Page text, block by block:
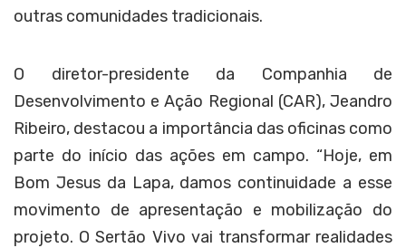
outras comunidades tradicionais.
O diretor-presidente da Companhia de
Desenvolvimento e Ação Regional (CAR), Jeandro
Ribeiro, destacou a importância das oficinas como
parte do início das ações em campo. “Hoje, em
Bom Jesus da Lapa, damos continuidade a esse
movimento de apresentação e mobilização do
projeto. O Sertão Vivo vai transformar realidades